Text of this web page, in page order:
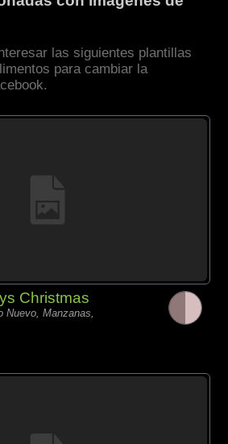
las siguientes plantillas
para cambiar la
Christmas
Nuevo, Manzanas,